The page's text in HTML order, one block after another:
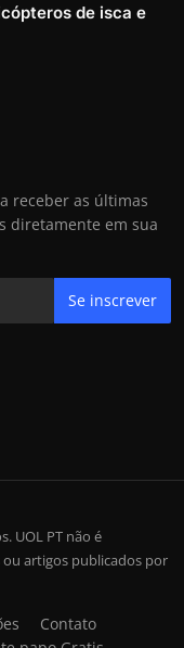
de isca e
receber as últimas
diretamente em sua
Se inscrever
UOL PT não é
artigos publicados por
Contato